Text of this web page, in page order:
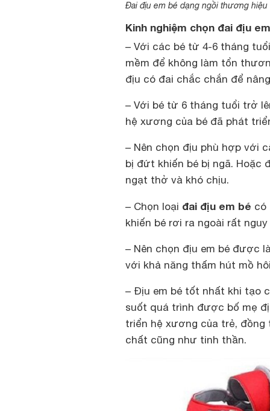
Đai địu em bé dạng ngồi thương hiệu
Kinh nghiệm chọn đai địu
– Với các bé từ 4-6 tháng
mềm để không làm tổn
địu có đai chắc chắn để
– Với bé từ 6 tháng tuổi trở
hệ xương của bé đã phát
– Nên chọn địu phù hợp với
bị đứt khiến bé bị ngã. Hoặc
ngạt thở và khó chịu.
– Chọn loại đai địu em bé có
khiến bé rơi ra ngoài rất
– Nên chọn địu em bé được
với khả năng thấm hút mồ
– Địu em bé tốt nhất khi tạo
suốt quá trình được bố mẹ
triển hệ xương của trẻ,
chất cũng như tinh thần.